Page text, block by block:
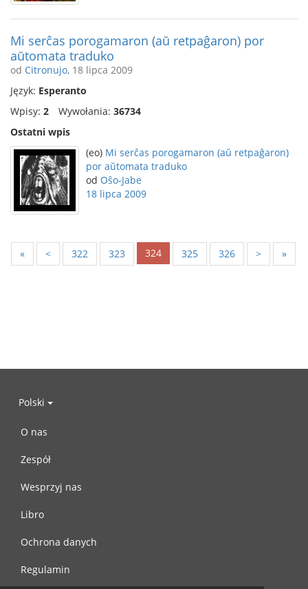
Mi serĉas porogamaron (aŭ retpaĝaron) por
aŭtomata traduko
od Citronujo, 18 lipca 2009
Język: Esperanto
Wpisy: 2 Wywołania: 36734
Ostatni wpis
(eo) Mi serĉas porogamaron (aŭ retpaĝaron)
por aŭtomata traduko
od Oŝo-Jabe
18 lipca 2009
« < 322 323 324 325 326 > »
Polski
O nas
Zespół
Wesprzyj nas
Libro
Ochrona danych
Regulamin